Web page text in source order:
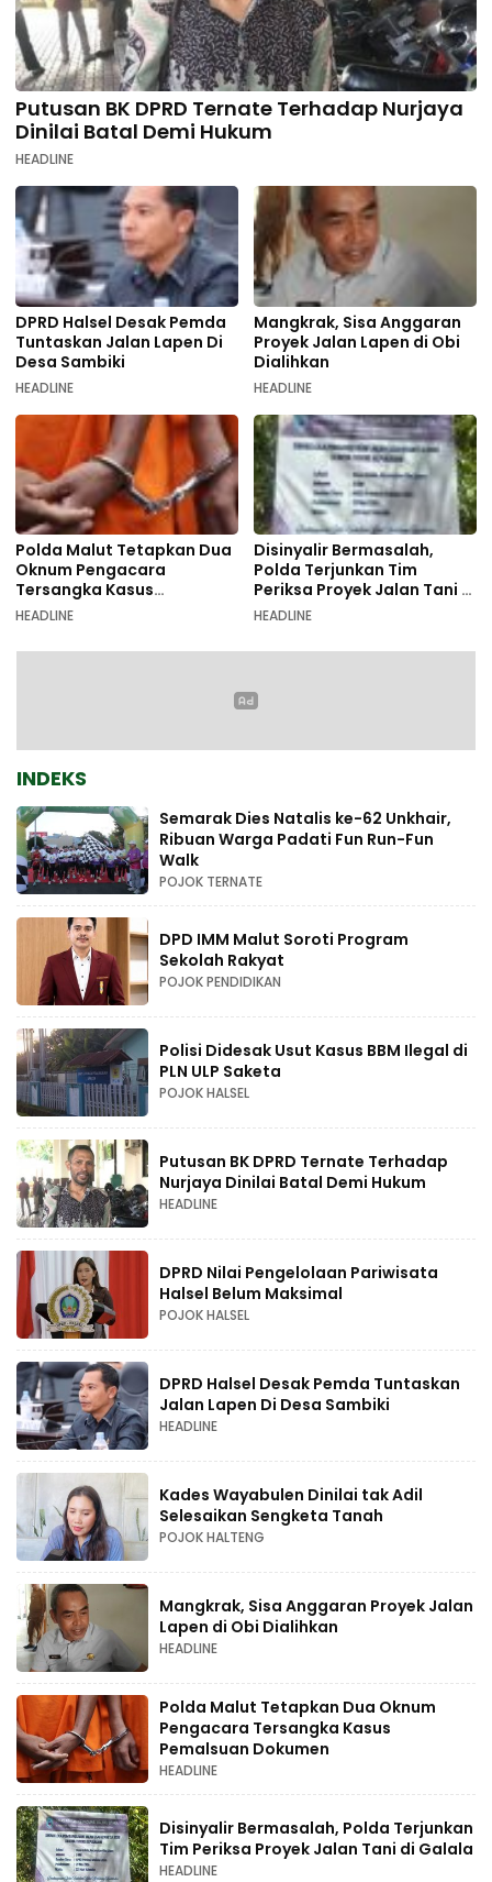
Putusan BK DPRD Ternate Terhadap Nurjaya
Dinilai Batal Demi Hukum
HEADLINE
DPRD Halsel Desak Pemda
Tuntaskan Jalan Lapen Di
Desa Sambiki
HEADLINE
Mangkrak, Sisa Anggaran
Proyek Jalan Lapen di Obi
Dialihkan
HEADLINE
Polda Malut Tetapkan Dua
Oknum Pengacara
Tersangka Kasus
Pemalsuan Dokumen
HEADLINE
Disinyalir Bermasalah,
Polda Terjunkan Tim
Periksa Proyek Jalan Tani di
Galala
HEADLINE
INDEKS
Semarak Dies Natalis ke-62 Unkhair,
Ribuan Warga Padati Fun Run-Fun
Walk
POJOK TERNATE
DPD IMM Malut Soroti Program
Sekolah Rakyat
POJOK PENDIDIKAN
Polisi Didesak Usut Kasus BBM Ilegal di
PLN ULP Saketa
POJOK HALSEL
Putusan BK DPRD Ternate Terhadap
Nurjaya Dinilai Batal Demi Hukum
HEADLINE
DPRD Nilai Pengelolaan Pariwisata
Halsel Belum Maksimal
POJOK HALSEL
DPRD Halsel Desak Pemda Tuntaskan
Jalan Lapen Di Desa Sambiki
HEADLINE
Kades Wayabulen Dinilai tak Adil
Selesaikan Sengketa Tanah
POJOK HALTENG
Mangkrak, Sisa Anggaran Proyek Jalan
Lapen di Obi Dialihkan
HEADLINE
Polda Malut Tetapkan Dua Oknum
Pengacara Tersangka Kasus
Pemalsuan Dokumen
HEADLINE
Disinyalir Bermasalah, Polda Terjunkan
Tim Periksa Proyek Jalan Tani di Galala
HEADLINE